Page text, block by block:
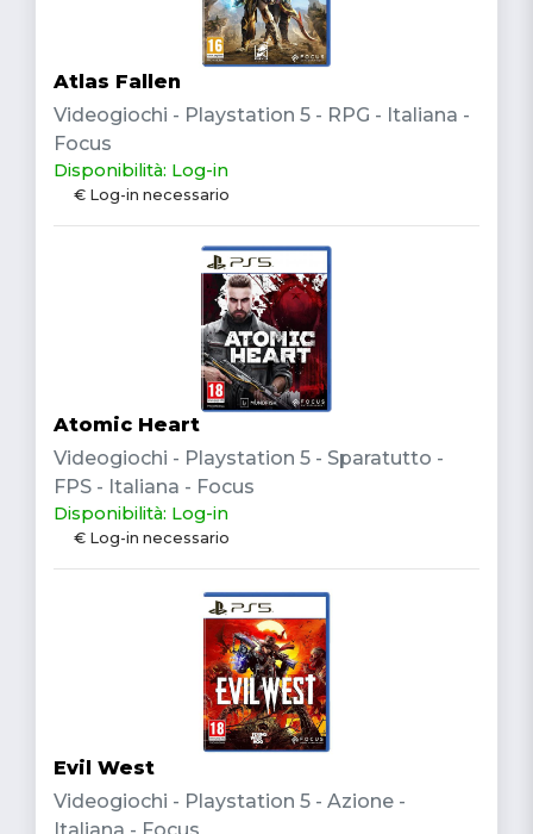
Atlas Fallen
Videogiochi - Playstation 5 - RPG - Italiana -
Focus
Disponibilità: Log-in
€ Log-in necessario
Atomic Heart
Videogiochi - Playstation 5 - Sparatutto -
FPS - Italiana - Focus
Disponibilità: Log-in
€ Log-in necessario
Evil West
Videogiochi - Playstation 5 - Azione -